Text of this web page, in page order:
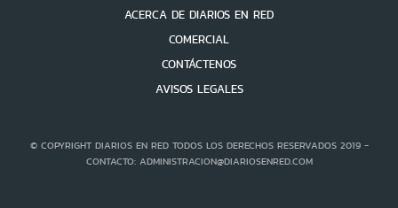
ACERCA DE DIARIOS EN RED
COMERCIAL
CONTÁCTENOS
AVISOS LEGALES
© COPYRIGHT DIARIOS EN RED TODOS LOS DERECHOS RESERVADOS 2019 -
CONTACTO: ADMINISTRACION@DIARIOSENRED.COM